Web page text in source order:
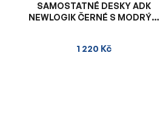
SAMOSTATNÉ DESKY ADK
NEWLOGIK ČERNÉ S MODRÝM
1 220 Kč